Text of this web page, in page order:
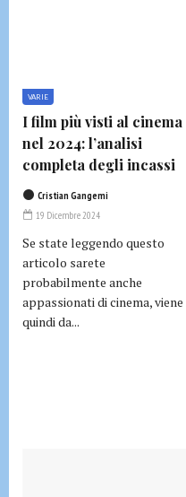
VARIE
I film più visti al cinema
nel 2024: l’analisi
completa degli incassi
Cristian Gangemi
19 Dicembre 2024
Se state leggendo questo
articolo sarete
probabilmente anche
appassionati di cinema, viene
quindi da...